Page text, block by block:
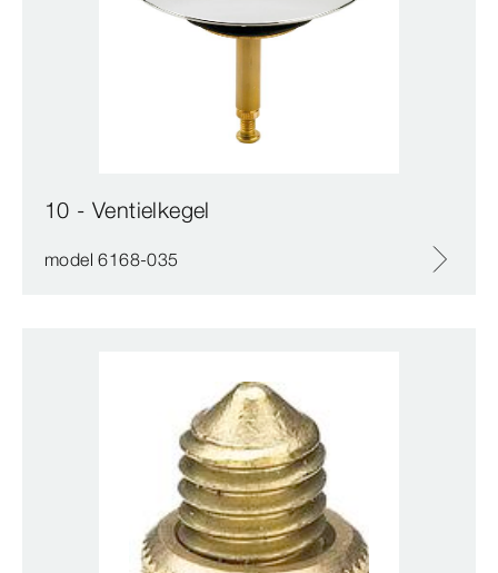
10 - Ventielkegel
model 6168-035